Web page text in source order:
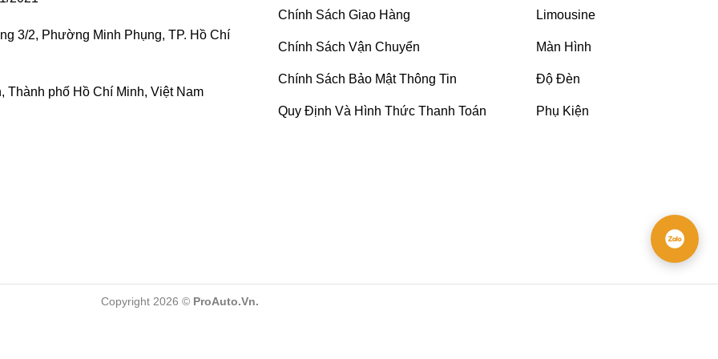
Lợi ích khi chủ xe bọc ghế da ô tô
nỉ.
sóc nội thất.
tốt
nhau. Mỗi loại có ưu nhược điểm khác nhau, vì vậy cần cân nhắc độ bền và nhu cầu sử dụng để chọn loại phù
3/2, Phường Minh Phụng, TP. Hồ Chí
phố Hồ Chí Minh, Việt Nam
Chính Sách Giao Hàng
Chính Sách Vận Chuyển
Chính Sách Bảo Mật Thông Tin
Quy Định Và Hình Thức Thanh Toán
Limousine
Màn Hình
Độ Đèn
Phụ Kiện
Copyright 2026 © ProAuto.Vn.